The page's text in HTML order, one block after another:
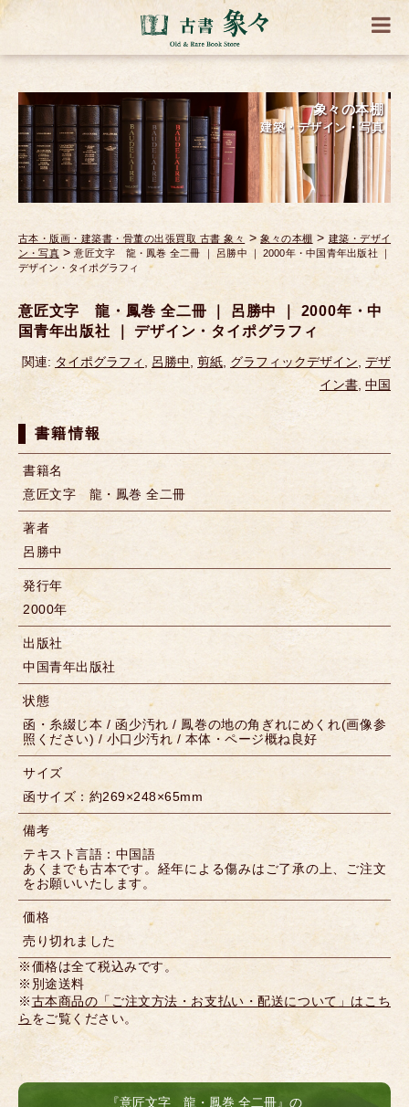
象々の本棚
建築・デザイン・写真
古本・版画・建築書・骨董の出張買取 古書 象々 >象々の本棚 > 建築・デザイ
ン・写真>意匠文字 龍・鳳巻 全二冊 ｜ 呂勝中 ｜ 2000年・中国青年出版社 ｜
デザイン・タイポグラフィ
意匠文字 龍・鳳巻 全二冊 ｜ 呂勝中 ｜ 2000年・中
国青年出版社 ｜ デザイン・タイポグラフィ
関連: タイポグラフィ, 呂勝中, 剪紙, グラフィックデザイン,デザ
イン書, 中国
書籍情報
書籍名
意匠文字 龍・鳳巻 全二冊
著者
呂勝中
発行年
2000年
出版社
中国青年出版社
状態
函・糸綴じ本 / 函少汚れ / 鳳巻の地の角ぎれにめくれ(画像参
照ください) / 小口少汚れ / 本体・ページ概ね良好
サイズ
函サイズ：約269×248×65mm
備考
テキスト言語：中国語
あくまでも古本です。経年による傷みはご了承の上、ご注文
をお願いいたします。
価格
売り切れました
※価格は全て税込みです。
※別途送料
※古本商品の「ご注文方法・お支払い・配送について」はこち
らをご覧ください。
『意匠文字 龍・鳳巻 全二冊』の